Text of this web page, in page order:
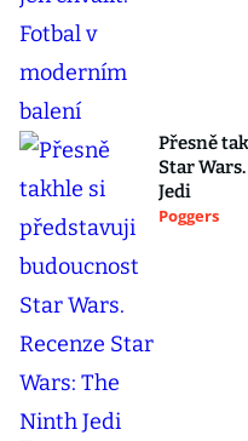
Přesně
Star
Jedi
Poggers